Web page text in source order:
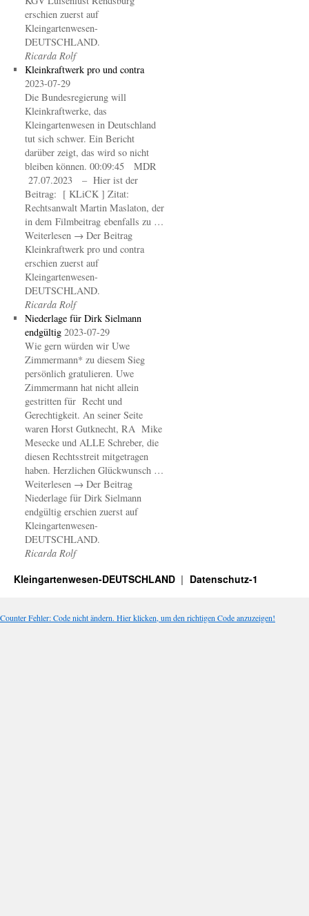
erschien zuerst auf
Kleingartenwesen-
DEUTSCHLAND.
Ricarda Rolf
Kleinkraftwerk pro und contra
2023-07-29
Die Bundesregierung will
Kleinkraftwerke, das
Kleingartenwesen in Deutschland
tut sich schwer. Ein Bericht
darüber zeigt, das wird so nicht
bleiben können. 00:09:45 MDR
27.07.2023 – Hier ist der
Beitrag: [ KLiCK ] Zitat:
Rechtsanwalt Martin Maslaton, der
in dem Filmbeitrag ebenfalls zu …
Weiterlesen → Der Beitrag
Kleinkraftwerk pro und contra
erschien zuerst auf
Kleingartenwesen-
DEUTSCHLAND.
Ricarda Rolf
Niederlage für Dirk Sielmann
endgültig 2023-07-29
Wie gern würden wir Uwe
Zimmermann* zu diesem Sieg
persönlich gratulieren. Uwe
Zimmermann hat nicht allein
gestritten für Recht und
Gerechtigkeit. An seiner Seite
waren Horst Gutknecht, RA Mike
Mesecke und ALLE Schreber, die
diesen Rechtsstreit mitgetragen
haben. Herzlichen Glückwunsch …
Weiterlesen → Der Beitrag
Niederlage für Dirk Sielmann
endgültig erschien zuerst auf
Kleingartenwesen-
DEUTSCHLAND.
Ricarda Rolf
Kleingartenwesen-DEUTSCHLAND Datenschutz-1
Counter Fehler: Code nicht ändern. Hier klicken, um den richtigen Code anzuzeigen!